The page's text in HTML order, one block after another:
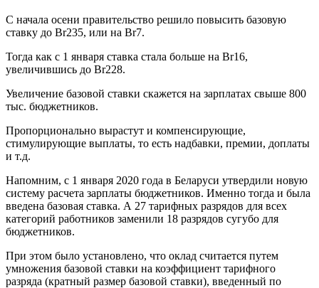
С начала осени правительство решило повысить базовую
ставку до Br235, или на Br7.
Тогда как с 1 января ставка стала больше на Br16,
увеличившись до Br228.
Увеличение базовой ставки скажется на зарплатах свыше 800
тыс. бюджетников.
Пропорционально вырастут и компенсирующие,
стимулирующие выплаты, то есть надбавки, премии, доплаты
и т.д.
Напомним, с 1 января 2020 года в Беларуси утвердили новую
систему расчета зарплаты бюджетников. Именно тогда и была
введена базовая ставка. А 27 тарифных разрядов для всех
категорий работников заменили 18 разрядов сугубо для
бюджетников.
При этом было установлено, что оклад считается путем
умножения базовой ставки на коэффициент тарифного
разряда (кратный размер базовой ставки), введенный по